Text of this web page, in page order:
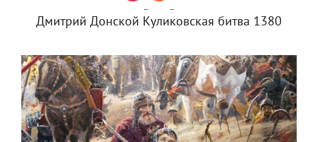
Дмитрий Донской Куликовская битва 1380